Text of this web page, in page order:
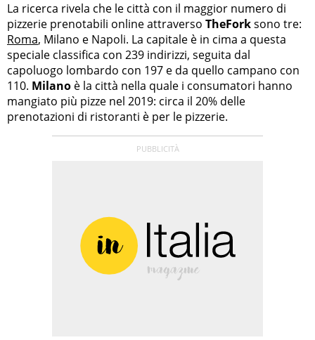
La ricerca rivela che le città con il maggior numero di
pizzerie prenotabili online attraverso TheForksono tre:
Roma, Milano e Napoli. La capitale è in cima a questa
speciale classifica con 239 indirizzi, seguita dal
capoluogo lombardo con 197 e da quello campano con
110. Milano è la città nella quale i consumatori hanno
mangiato più pizze nel 2019: circa il 20% delle
prenotazioni di ristoranti è per le pizzerie.